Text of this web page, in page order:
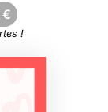
€
!